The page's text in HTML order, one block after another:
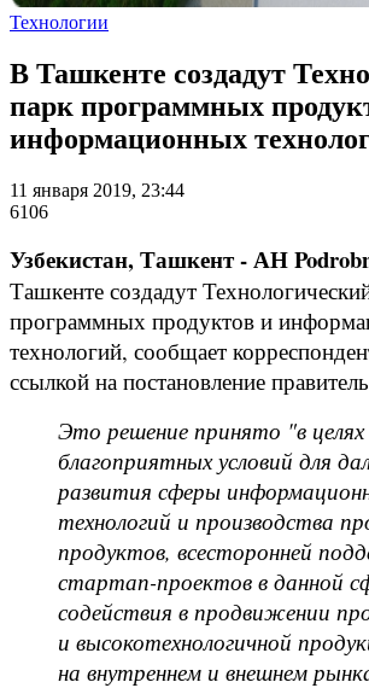
Технологии
В Ташкенте создадут
парк программных
информационных
11 января 2019, 23:44
6106
Узбекистан, Ташкент - АН
Ташкенте создадут
программных продуктов и
технологий, сообщает
ссылкой на постановление
Это решение принято "в целях
благоприятных условий для
развития сферы
технологий и производства
продуктов, всесторонней
стартап-проектов в данной
содействия в продвижении
и высокотехнологичной
на внутреннем и внешнем